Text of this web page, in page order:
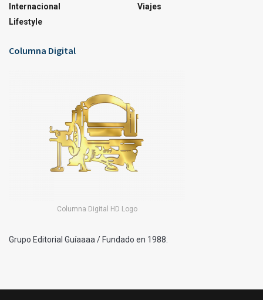
Internacional
Lifestyle
Viajes
Columna Digital
Columna Digital HD Logo
Grupo Editorial Guíaaaa / Fundado en 1988.